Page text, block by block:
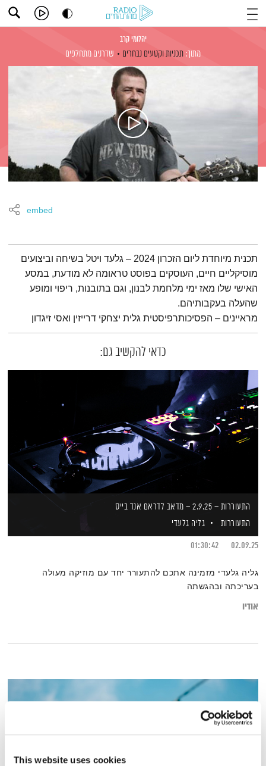
This website uses cookies
יהלומי קרב
מתוך: תכניות וקטעים נבחרים שדרנים מתחלפים
embed
תמצית הפודקאסט
תכנית מיוחדת ליום הזכרון 2024 – גלעד ויטל בשיחה וביצועים
מוסיקליים חיים, העוסקים בפוסט טראומה לא מודעת, במסע
האישי שלו מאז ימי מלחמת לבנון, וגם בתובנות, ריפוי ומופע
שהעלה בעקבותיהם.
מראיינים – הפסיכותרפיסטית גלית יצחקי דרייזין ואסי זיגדון
כדאי להקשיב גם:
התעוררות – 2.9.25 – מדאב לדראם אנד בייס
התעוררות
גליה גלעדי
02.09.25
01:30:42
גליה גלעדי מזמינה אתכם להתעורר יחד עם מוזיקה מעולה
בעריכתה ובהגשתה
אודיו